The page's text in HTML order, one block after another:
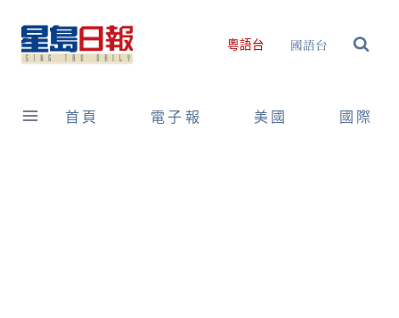
content
粵語台 國語台
首頁 電子報 美國 國際